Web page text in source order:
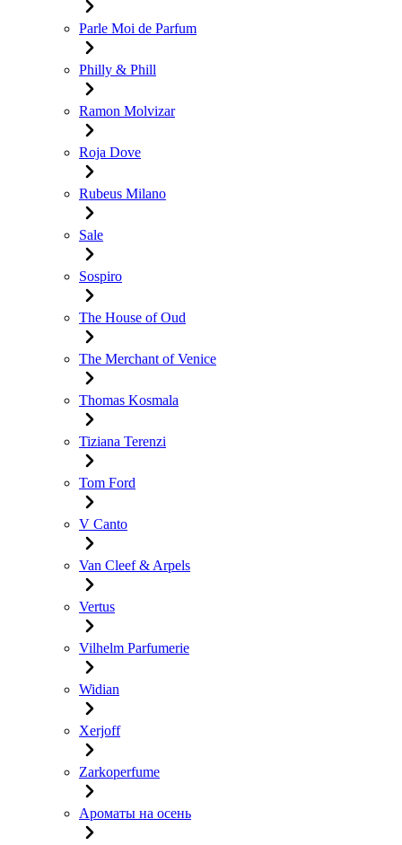
Parle Moi de Parfum
Philly & Phill
Ramon Molvizar
Roja Dove
Rubeus Milano
Sale
Sospiro
The House of Oud
The Merchant of Venice
Thomas Kosmala
Tiziana Terenzi
Tom Ford
V Canto
Van Cleef & Arpels
Vertus
Vilhelm Parfumerie
Widian
Xerjoff
Zarkoperfume
Ароматы на осень